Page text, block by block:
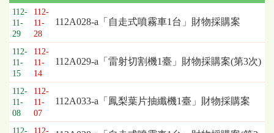
招
標
採
購
列
表，
欄
位
依
序
112-
11-
29
112-
11-
28
112A028-a「自走式噴霧車1台」財物採購案
112-
11-
15
112-
11-
14
112A029-a「雷射切割機1臺」財物採購案(第3次)
112-
11-
08
112-
11-
07
112A033-a「鳳梨葉片抽纖機1臺」財物採購案
112-
112-